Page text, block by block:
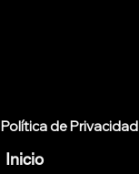
Política de Privacidad
Inicio